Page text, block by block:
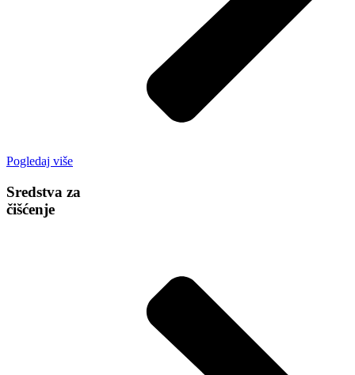
Pogledaj više
Sredstva za
čišćenje